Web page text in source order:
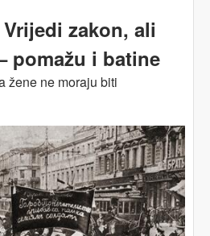
zakon, ali
pomažu i batine
žene ne moraju biti